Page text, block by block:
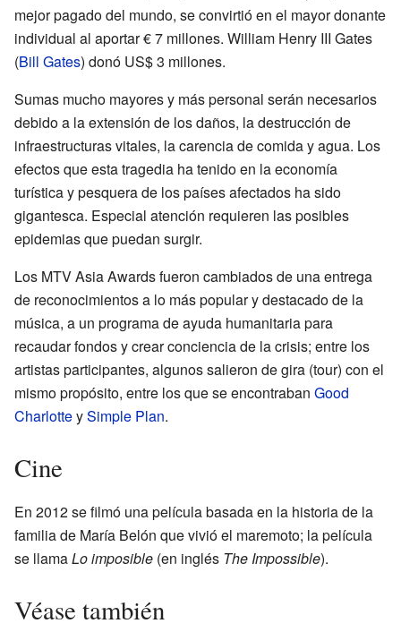
mejor pagado del mundo, se convirtió en el mayor donante
individual al aportar € 7 millones. William Henry III Gates
(Bill Gates) donó US$ 3 millones.
Sumas mucho mayores y más personal serán necesarios
debido a la extensión de los daños, la destrucción de
infraestructuras vitales, la carencia de comida y agua. Los
efectos que esta tragedia ha tenido en la economía
turística y pesquera de los países afectados ha sido
gigantesca. Especial atención requieren las posibles
epidemias que puedan surgir.
Los MTV Asia Awards fueron cambiados de una entrega
de reconocimientos a lo más popular y destacado de la
música, a un programa de ayuda humanitaria para
recaudar fondos y crear conciencia de la crisis; entre los
artistas participantes, algunos salieron de gira (tour) con el
mismo propósito, entre los que se encontraban Good
CharlotteySimple Plan.
Cine
En 2012 se filmó una película basada en la historia de la
familia de María Belón que vivió el maremoto; la película
se llamaLo imposible (en inglés The Impossible).
Véase también